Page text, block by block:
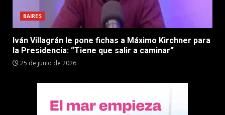
BAIRES
Iván Villagrán le pone fichas a Máximo Kirchner para
la Presidencia: “Tiene que salir a caminar”
25 de junio de 2026